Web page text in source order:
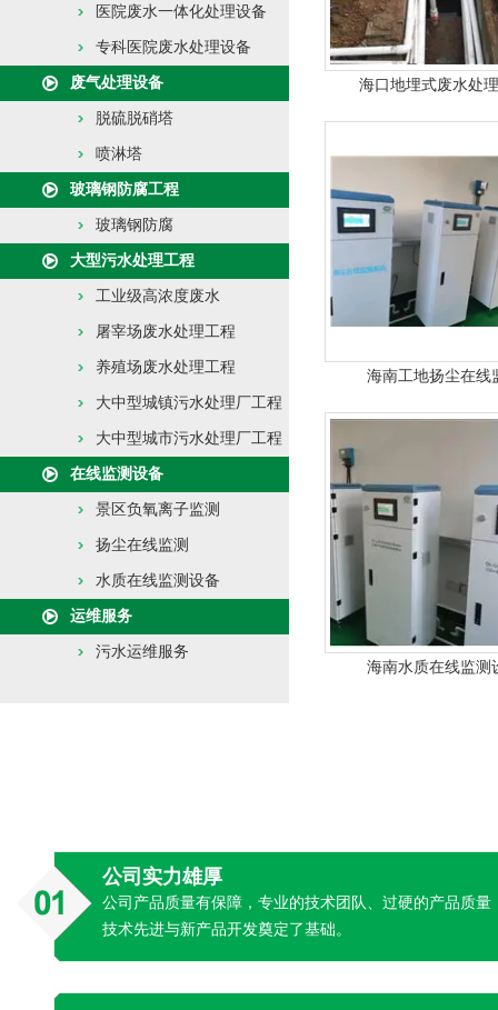
医院废水一体化处理设备
专科医院废水处理设备
废气处理设备
脱硫脱硝塔
喷淋塔
玻璃钢防腐工程
玻璃钢防腐
大型污水处理工程
工业级高浓度废水
屠宰场废水处理工程
养殖场废水处理工程
大中型城镇污水处理厂工程
大中型城市污水处理厂工程
在线监测设备
景区负氧离子监测
扬尘在线监测
水质在线监测设备
运维服务
污水运维服务
海口地埋式废水处
海南工地扬尘在线
海南水质在线监测
公司实力雄厚
公司产品质量有保障，专业的技术团队、过硬的产品质量
技术先进与新产品开发奠定了基础。